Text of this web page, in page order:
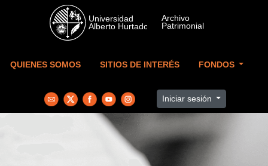
Skip to main content
QUIENES SOMOS SITIOS DE INTERÉS FONDOS
Iniciar sesión